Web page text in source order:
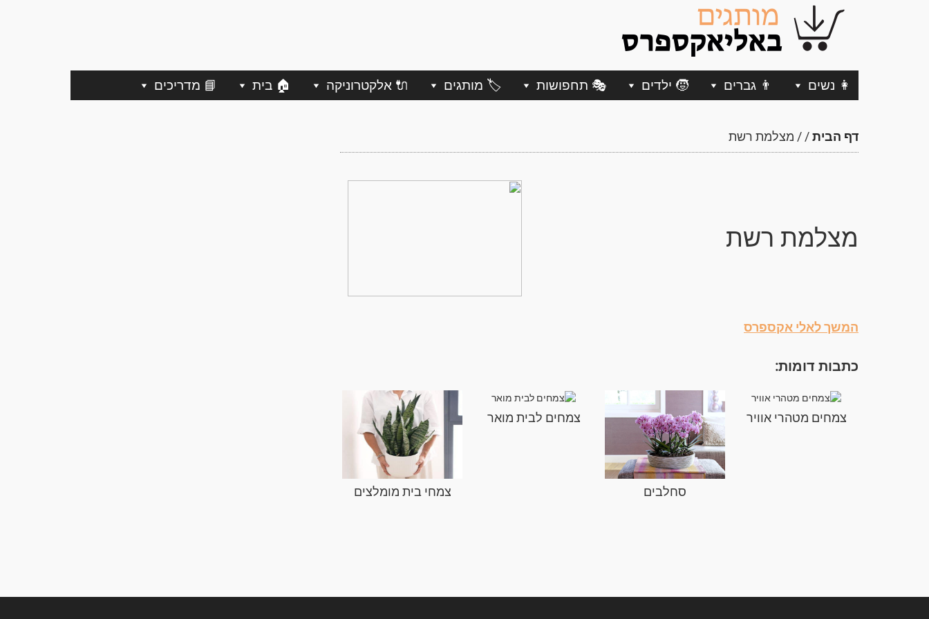
👩 נשים 👨 גברים 🧒 ילדים 🎭 תחפושות 🏷️ מותגים 🔌 אלקטרוניקה 🏠 בית 📘 מדריכים
דף הבית/
/ מצלמת רשת
מצלמת רשת
המשך לאלי אקספרס
כתבות דומות:
צמחים מטהרי אוויר
סחלבים
צמחים לבית מואר
צמחי בית מומלצים